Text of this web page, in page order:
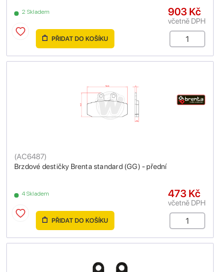
2 Skladem 903 Kč
včetně DPH
PŘIDAT DO KOŠÍKU
Brzdové destičky Brenta standard (GG) - přední
(AC6487)
4 Skladem 473 Kč
včetně DPH
PŘIDAT DO KOŠÍKU